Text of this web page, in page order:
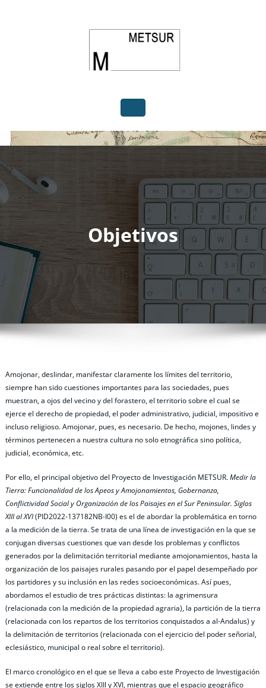
Objetivos
Amojonar, deslindar, manifestar claramente los límites del territorio,
siempre han sido cuestiones importantes para las sociedades, pues
muestran, a ojos del vecino y del forastero, el territorio sobre el cual se
ejerce el derecho de propiedad, el poder administrativo, judicial, impositivo e
incluso religioso. Amojonar, pues, es necesario. De hecho, mojones, lindes y
términos pertenecen a nuestra cultura no solo etnográfica sino política,
judicial, económica, etc.
Por ello, el principal objetivo del Proyecto de Investigación METSUR.Medir la
Tierra: Funcionalidad de los Apeos y Amojonamientos, Gobernanza,
Conflictividad Social y Organización de los Paisajes en el Sur Peninsular. Siglos
XIII al XVI(PID2022-137182NB-I00) es el de abordar la problemática en torno
a la medición de la tierra. Se trata de una línea de investigación en la que se
conjugan diversas cuestiones que van desde los problemas y conflictos
generados por la delimitación territorial mediante amojonamientos, hasta la
organización de los paisajes rurales pasando por el papel desempeñado por
los partidores y su inclusión en las redes socioeconómicas. Así pues,
abordamos el estudio de tres prácticas distintas: la agrimensura
(relacionada con la medición de la propiedad agraria), la partición de la tierra
(relacionada con los repartos de los territorios conquistados a al-Andalus) y
la delimitación de territorios (relacionada con el ejercicio del poder señorial,
eclesiástico, municipal o real sobre el territorio).
El marco cronológico en el que se lleva a cabo este Proyecto de Investigación
se extiende entre los siglos XIII y XVI, mientras que el espacio geográfico